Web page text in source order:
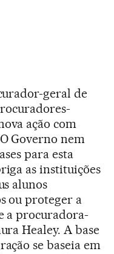
geral de
ação com
Governo nem
para esta
as instituições
alunos
ou proteger a
a procuradora-
Healey. A base
se baseia em